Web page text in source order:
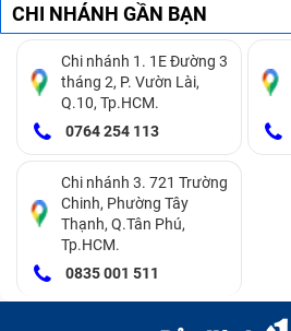
CHI NHÁNH GẦN BẠN
Chi nhánh 1. 1E Đường 3
tháng 2, P. Vườn Lài,
Q.10, Tp.HCM.
0764 254 113
Chi nhánh 3. 721 Trường
Chinh, Phường Tây
Thạnh, Q.Tân Phú,
Tp.HCM.
0835 001 511